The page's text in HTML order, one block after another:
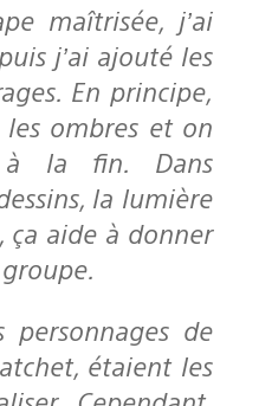
j’ai ajouté les
En principe,
ombres et on
la fin. Dans
la lumière
ça aide à donner
étaient les